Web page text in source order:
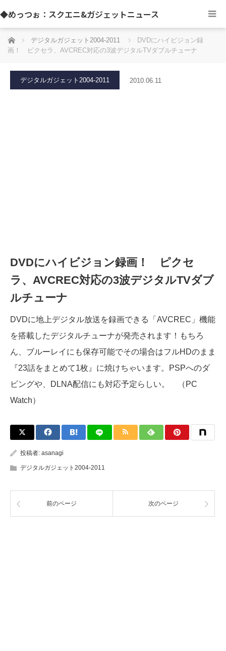
◆めっつぉ：スクエニ&ガジェットニュース
ホーム デジタルガジェット2004-2011
DVDにハイビジョン録
画！ ピクセラ、AVCREC対応の3波デジタルTVダブルチューナ
デジタルガジェット2004-2011 2010.06.11
DVDにハイビジョン録画！ ピクセ
ラ、AVCREC対応の3波デジタルTVダブ
ルチューナ
DVDに地上デジタル放送を録画できる「AVCREC」機能
を搭載したデジタルチューナが発売されます！もちろ
ん、ブルーレイにも保存可能でその場合はフルHDのまま
『23話をまとめて1枚』に焼けちゃいます。PSPへのダ
ビングや、DLNA配信にも対応予定らしい。 （PC
Watch）
投稿者: asanagi
デジタルガジェット2004-2011
前のページ 次のページ